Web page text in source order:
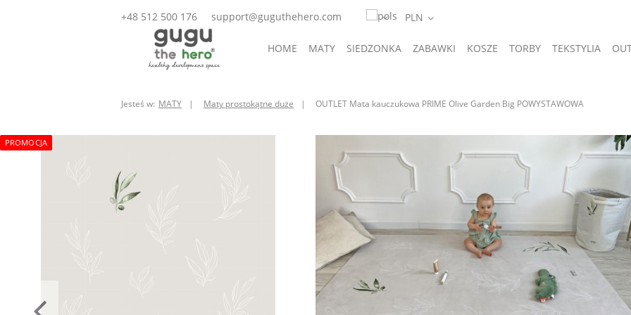
+48 512 500 176 support@guguthehero.com
HOME MATY SIEDZONKA ZABAWKI KOSZE TORBY TEKSTYLIA
Jesteś w: MATY Maty prostokątne duże OUTLET Mata kauczukowa PRIME Olive Garden Big POWYSTAWOWA
PROMOCJA